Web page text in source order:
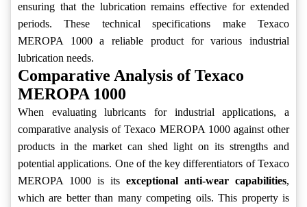
ensuring that the lubrication remains effective for extended
periods. These technical specifications make Texaco
MEROPA 1000 a reliable product for various industrial
lubrication needs.
Comparative Analysis of Texaco
MEROPA 1000
When evaluating lubricants for industrial applications, a
comparative analysis of Texaco MEROPA 1000 against other
products in the market can shed light on its strengths and
potential applications. One of the key differentiators of Texaco
MEROPA 1000 is its exceptional anti-wear capabilities,
which are better than many competing oils. This property is